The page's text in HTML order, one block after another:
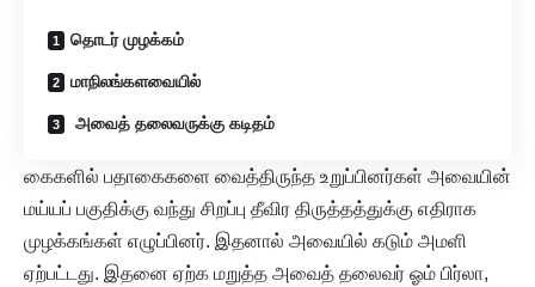
தொடர் முழக்கம்
மாநிலங்களவையில்
அவைத் தலைவருக்கு கடிதம்
கைகளில் பதாகைகளை வைத்திருந்த உறுப்பினர்கள் அவையின்
மய்யப் பகுதிக்கு வந்து சிறப்பு தீவிர திருத்தத்துக்கு எதிராக
முழக்கங்கள் எழுப்பினர். இதனால் அவையில் கடும் அமளி
ஏற்பட்டது. இதனை ஏற்க மறுத்த அவைத் தலைவர் ஓம் பிர்லா,